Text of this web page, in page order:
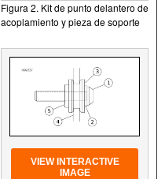
Figura 2. Kit de punto delantero de
acoplamiento y pieza de soporte
VIEW INTERACTIVE
IMAGE